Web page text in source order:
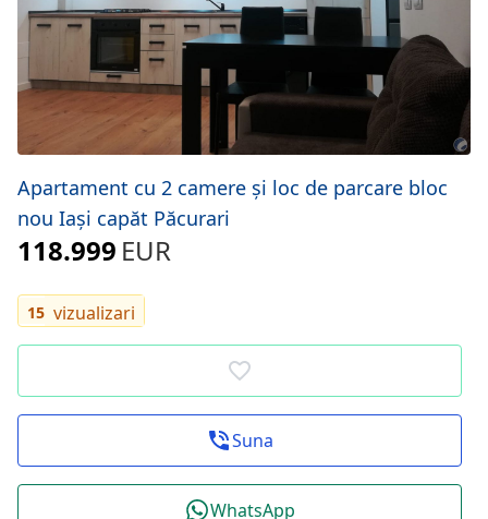
Apartament cu 2 camere și loc de parcare bloc
nou Iași capăt Păcurari
118.999 EUR
vizualizari
15
Suna
WhatsApp